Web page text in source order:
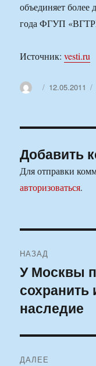
объединяет более
года ФГУП
Источник:vesti.ru
Автор12.05.2011
Добавить
Для отправки
авторизоваться.
по
записям
НАЗАД
Предыдущая
запись:
У Москвы
сохранить
наследие
ДАЛЕЕ